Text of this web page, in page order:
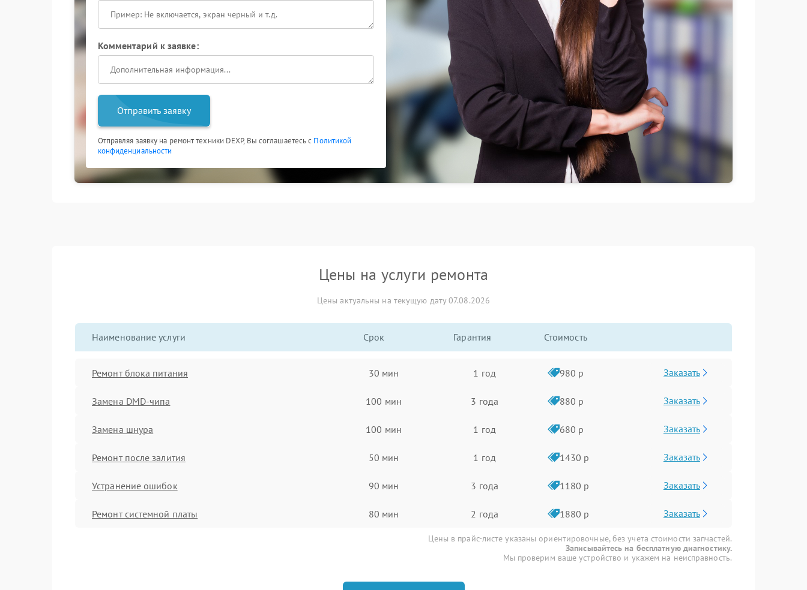
Комментарий к заявке:
Отправить заявку
Отправляя заявку на ремонт техники DEXP, Вы соглашаетесь с Политикой
конфиденциальности
Цены на услуги ремонта
Цены актуальны на текущую дату 07.08.2026
Наименование услуги Срок Гарантия Стоимость
Ремонт блока питания 30 мин 1 год 980 р Заказать
Замена DMD-чипа 100 мин 3 года 880 р Заказать
Замена шнура 100 мин 1 год 680 р Заказать
Ремонт после залития 50 мин 1 год 1430 р Заказать
Устранение ошибок 90 мин 3 года 1180 р Заказать
Ремонт системной платы 80 мин 2 года 1880 р Заказать
Цены в прайс-листе указаны ориентировочные, без учета стоимости запчастей.
Записывайтесь на бесплатную диагностику.
Мы проверим ваше устройство и укажем на неисправность.